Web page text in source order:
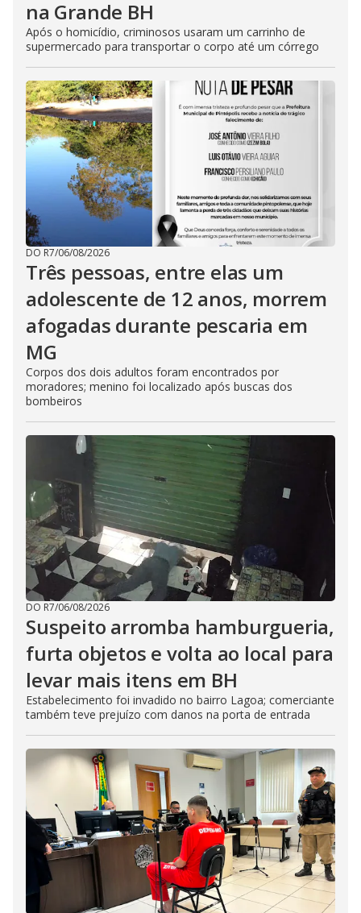
na Grande BH
Após o homicídio, criminosos usaram um carrinho de
supermercado para transportar o corpo até um córrego
DO R7/06/08/2026
Três pessoas, entre elas um
adolescente de 12 anos, morrem
afogadas durante pescaria em
MG
Corpos dos dois adultos foram encontrados por
moradores; menino foi localizado após buscas dos
bombeiros
DO R7/06/08/2026
Suspeito arromba hamburgueria,
furta objetos e volta ao local para
levar mais itens em BH
Estabelecimento foi invadido no bairro Lagoa; comerciante
também teve prejuízo com danos na porta de entrada